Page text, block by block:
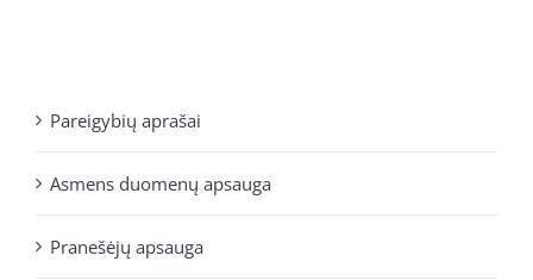
Pareigybių aprašai
Asmens duomenų apsauga
Pranešėjų apsauga